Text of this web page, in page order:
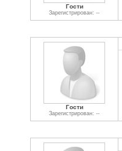
Гости
Зарегистрирован: --
Гости
Зарегистрирован: --